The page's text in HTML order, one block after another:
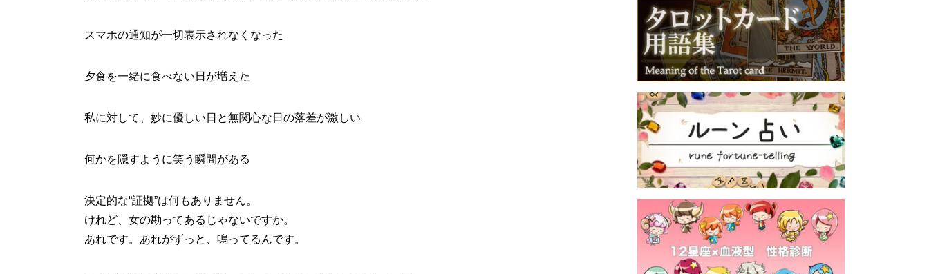
スマホの通知が一切表示されなくなった
夕食を一緒に食べない日が増えた
私に対して、妙に優しい日と無関心な日の落差が激しい
何かを隠すように笑う瞬間がある
決定的な“証拠”は何もありません。
けれど、女の勘ってあるじゃないですか。
あれです。あれがずっと、鳴ってるんです。